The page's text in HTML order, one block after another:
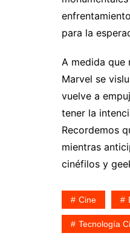
para la
A medida que
Marvel se
vuelve a
tener la
Recordemos
mientras
cinéfilos y
Cine
Tecnología